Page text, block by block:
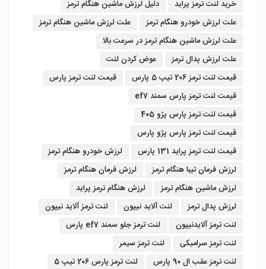
خرید لنت ترمز پراید
دلیل لرزش ماشین هنگام ترمز
علت لرزش خودرو هنگام ترمز
علت لرزش ماشین هنگام ترمز
علت لرزش ماشین هنگام ترمز در سرعت بالا
علت لرزش پدال ترمز
عوض کردن لنت
قیمت لنت ترمز 206 تیپ 5 پارس
قیمت لنت ترمز پارس
قیمت لنت ترمز پارس سمند ef7
قیمت لنت ترمز پارس پژو 405
قیمت لنت ترمز پارس پژو پارس
قیمت لنت ترمز پراید 131 پارس
لرزش خودرو هنگام ترمز
لرزش فرمان تیبا هنگام ترمز
لرزش فرمان هنگام ترمز
لرزش ماشین هنگام ترمز
لرزش هنگام ترمز پراید
لرزش پدال ترمز
لنت آلاید نیپون
لنت ترمز آلاید نیپون
لنت ترمز آلایدنیپون
لنت ترمز جلو سمند ef7 پارس
لنت ترمز سرامیکی
لنت ترمز سیمر
لنت ترمز عقب ال 90 پارس
لنت ترمز پارس 206 تیپ 5